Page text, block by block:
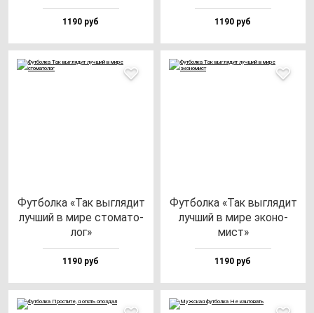
1190 руб 1190 руб
Фут­бол­ка «Так выг­ля­дит
луч­ший в ми­ре сто­ма­то­
лог»
1190 руб
Фут­бол­ка «Так выг­ля­дит
луч­ший в ми­ре эко­но­
мист»
1190 руб